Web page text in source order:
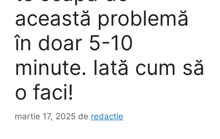
această problemă
în doar 5-10
minute. Iată cum să
o faci!
martie 17, 2025 de redactie